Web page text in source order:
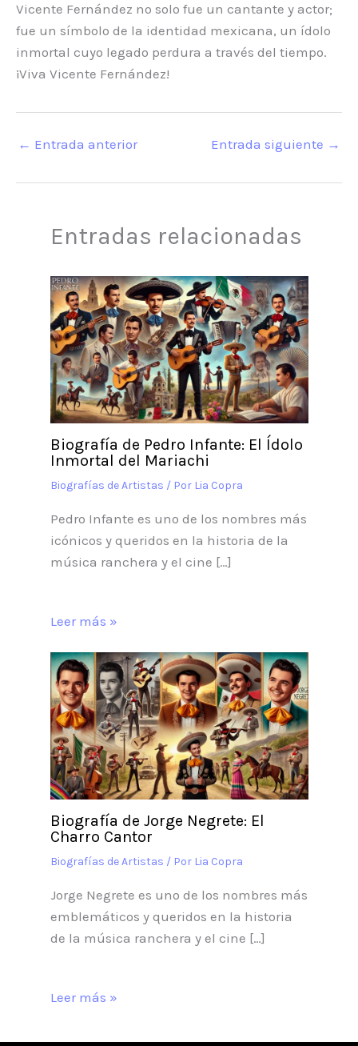
Vicente Fernández no solo fue un cantante y actor;
fue un símbolo de la identidad mexicana, un ídolo
inmortal cuyo legado perdura a través del tiempo.
¡Viva Vicente Fernández!
← Entrada anterior Entrada siguiente →
Entradas relacionadas
Biografía de Pedro Infante: El Ídolo
Inmortal del Mariachi
Biografías de Artistas / Por Lia Copra
Pedro Infante es uno de los nombres más
icónicos y queridos en la historia de la
música ranchera y el cine […]
Leer más »
Biografía de Jorge Negrete: El
Charro Cantor
Biografías de Artistas / Por Lia Copra
Jorge Negrete es uno de los nombres más
emblemáticos y queridos en la historia
de la música ranchera y el cine […]
Leer más »